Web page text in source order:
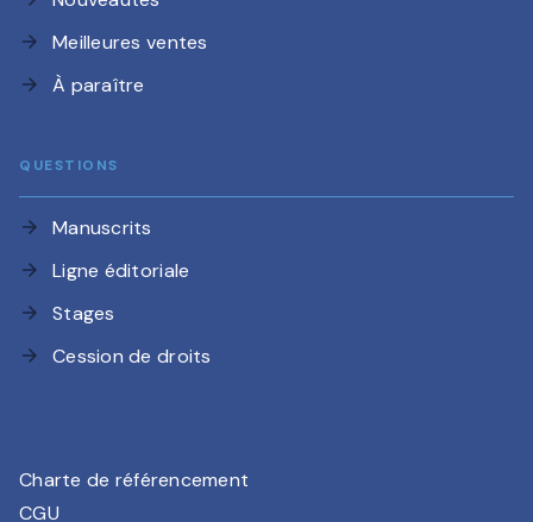
arrow_forward Meilleures ventes
arrow_forward À paraître
QUESTIONS
arrow_forward Manuscrits
arrow_forward Ligne éditoriale
arrow_forward Stages
arrow_forward Cession de droits
Charte de référencement
CGU